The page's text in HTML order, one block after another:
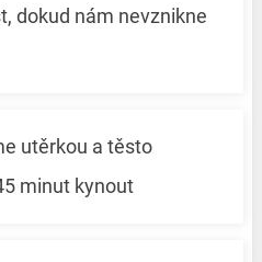
dokud nám nevznikne
utěrkou a těsto
minut kynout